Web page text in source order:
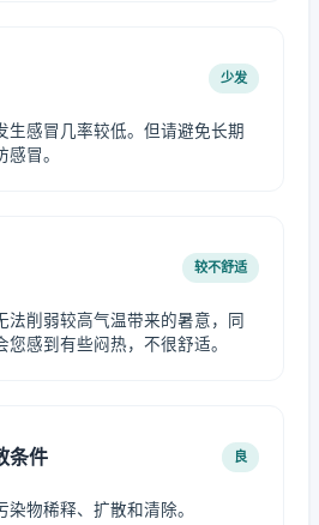
少发
生感冒几率较低。但请避免长期
冒。
较不舒适
法削弱较高气温带来的暑意，同
您感到有些闷热，不很舒适。
条件 良
物稀释、扩散和清除。